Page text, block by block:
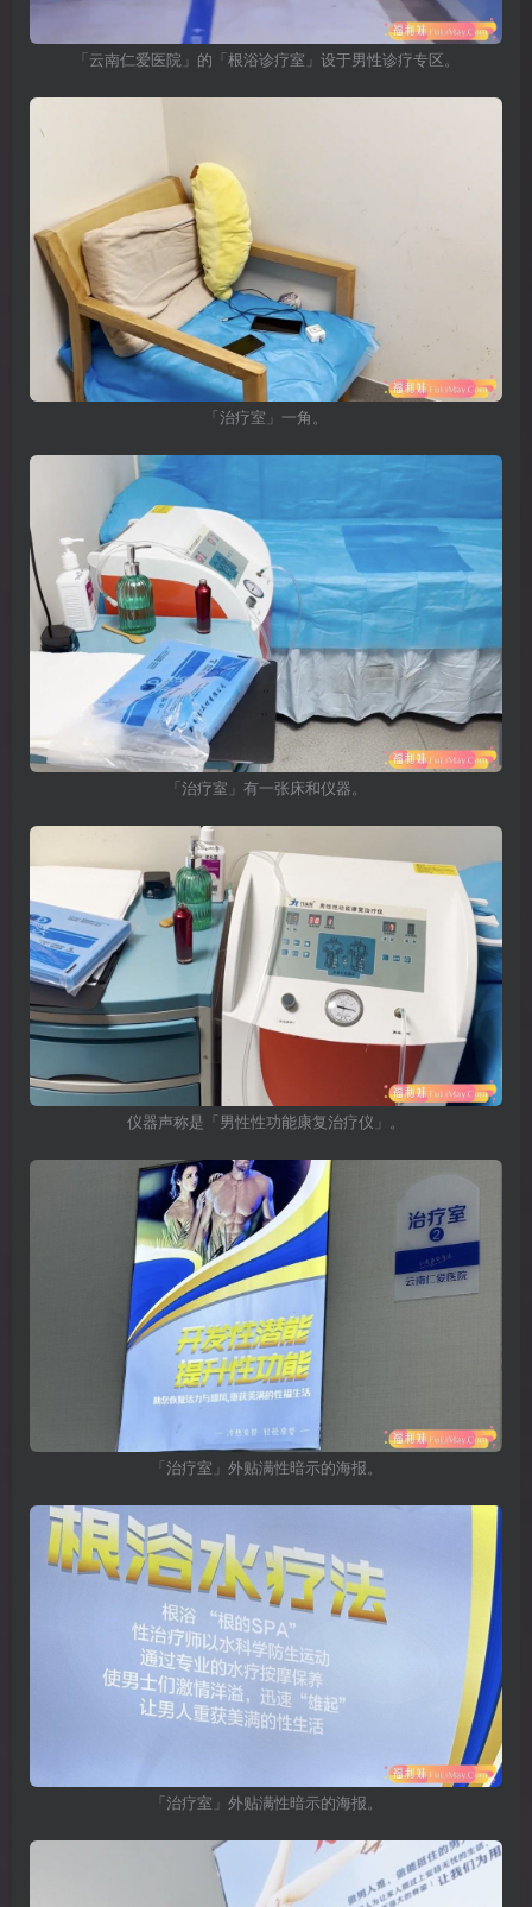
「云南仁爱医院」的「根浴诊疗室」设于男性诊疗专区。
「治疗室」一角。
「治疗室」有一张床和仪器。
仪器声称是「男性性功能康复治疗仪」。
「治疗室」外贴满性暗示的海报。
「治疗室」外贴满性暗示的海报。